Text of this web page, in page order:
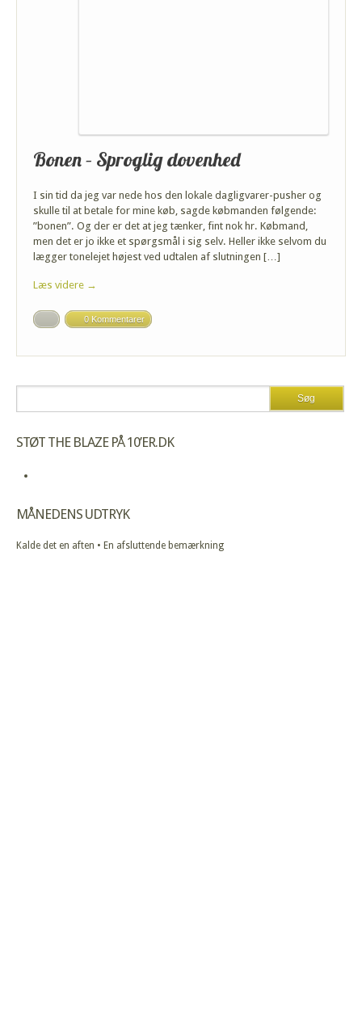
Bonen – Sproglig dovenhed
I sin tid da jeg var nede hos den lokale dagligvarer-pusher og
skulle til at betale for mine køb, sagde købmanden følgende:
”bonen”. Og der er det at jeg tænker, fint nok hr. Købmand,
men det er jo ikke et spørgsmål i sig selv. Heller ikke selvom du
lægger tonelejet højest ved udtalen af slutningen […]
Læs videre →
0 Kommentarer
STØT THE BLAZE PÅ 10’ER.DK
MÅNEDENS UDTRYK
Kalde det en aften • En afsluttende bemærkning